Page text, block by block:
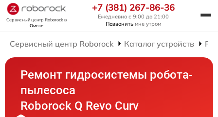
Сервисный центр Roborockв
Омске
+7 (381) 267-86-36
Ежедневно с 9:00 до 21:00
Позвонить мне утром
Сервисный центр Roborock Каталог устройств
Ремонт гидросистемы робота-
пылесоса
Roborock Q Revo Curv